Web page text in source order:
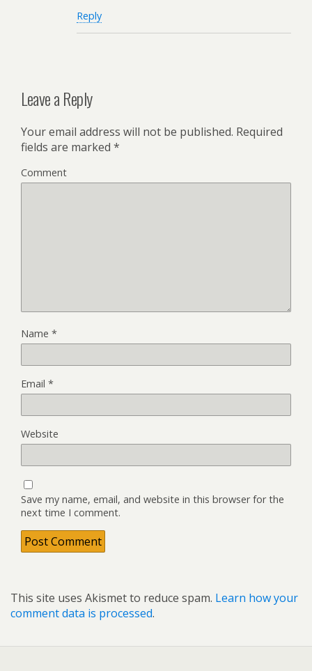
Reply
Leave a Reply
Your email address will not be published. Required
fields are marked *
Comment
Name *
Email *
Website
Save my name, email, and website in this browser for the
next time I comment.
This site uses Akismet to reduce spam. Learn how your
comment data is processed.